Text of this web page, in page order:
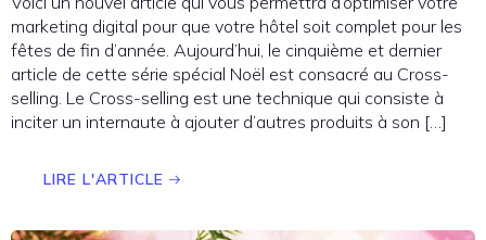
marketing digital pour que votre hôtel soit complet pour les
fêtes de fin d’année. Aujourd’hui, le cinquième et dernier
article de cette série spécial Noël est consacré au Cross-
selling. Le Cross-selling est une technique qui consiste à
inciter un internaute à ajouter d’autres produits à son […]
LIRE L'ARTICLE